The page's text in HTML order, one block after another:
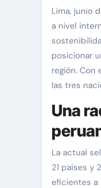
Lima, junio de 2026.- El talento y el compromiso socioambiental peruano han vuelto a ser reconocidos
a nivel
posicionar
región. Con
las tres
Una
La actual
21 países y
eficientes a